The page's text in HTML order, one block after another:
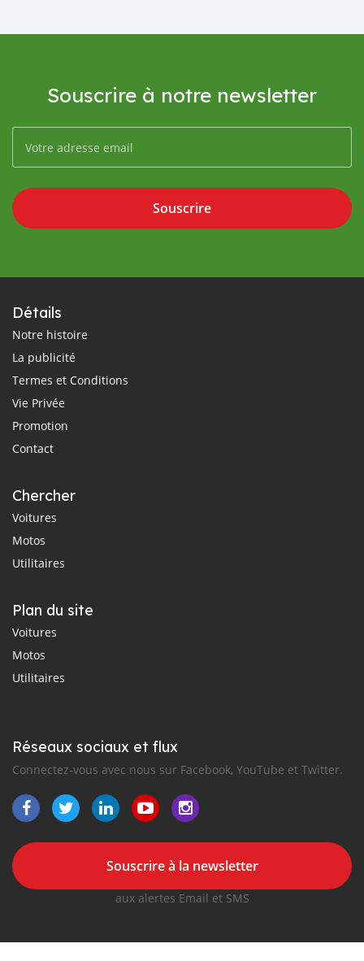
Souscrire à notre newsletter
Souscrire
Détails
Notre histoire
La publicité
Termes et Conditions
Vie Privée
Promotion
Contact
Chercher
Voitures
Motos
Utilitaires
Plan du site
Voitures
Motos
Utilitaires
Réseaux sociaux et flux
Connectez-vous avec nous sur Facebook, YouTube et Twitter.
Souscrire à la newsletter
aux alertes Email et SMS